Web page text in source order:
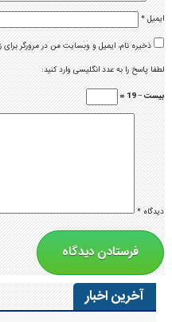
ایمیل*
ذخیره نام، ایمیل و وبسایت من در مرورگر
لطفا پاسخ را به عدد انگلیسی وارد کنید:
بیست − 19 =
دیدگاه*
آخرین اخبار